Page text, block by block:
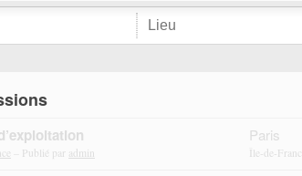
– Publié par admin
Paris
Île-de-